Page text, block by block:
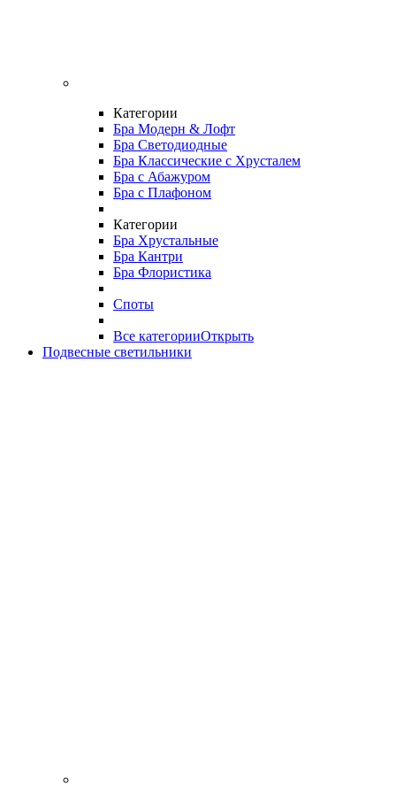
Категории
Бра Модерн & Лофт
Бра Светодиодные
Бра Классические с Хрусталем
Бра с Абажуром
Бра с Плафоном
Категории
Бра Хрустальные
Бра Кантри
Бра Флористика
Споты
Все категорииОткрыть
Подвесные светильники